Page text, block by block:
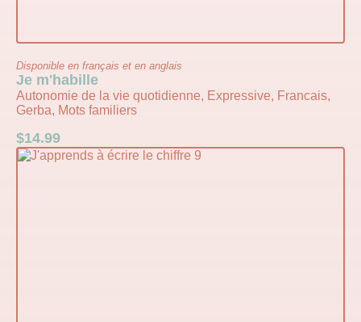
Disponible en français et en anglais
Je m'habille
Autonomie de la vie quotidienne, Expressive, Francais,
Gerba, Mots familiers
$14.99